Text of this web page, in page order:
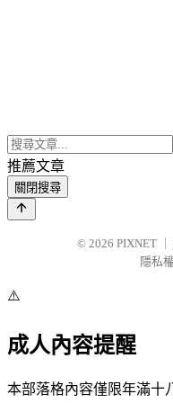
推薦文章
關閉搜尋
© 2026 PIXNET
隱私
⚠️
成人內容提醒
本部落格內容僅限年滿十